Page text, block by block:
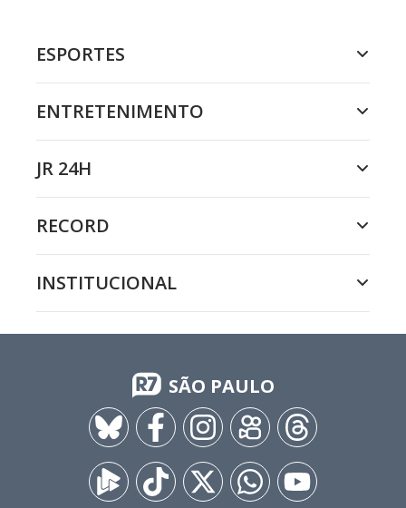
ESPORTES
ENTRETENIMENTO
JR 24H
RECORD
INSTITUCIONAL
SÃO PAULO